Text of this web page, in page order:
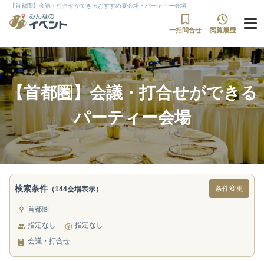
【首都圏】会議・打合せができるおすすめ宴会場・パーティー会場
一括問合せ 閲覧履歴
【首都圏】会議・打合せができる
パーティー会場
検索条件 （144会場表示） 条件変更
首都圏
指定なし
指定なし
会議・打合せ